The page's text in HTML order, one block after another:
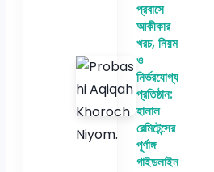
প্রবাসে
আকীকার
খরচ, নিয়ম
ও
নির্ভরযোগ্য
প্রতিষ্ঠান:
হালাল
রেমিটেন্সের
পূর্ণাঙ্গ
গাইডলাইন